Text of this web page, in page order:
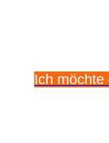
Ich möchte